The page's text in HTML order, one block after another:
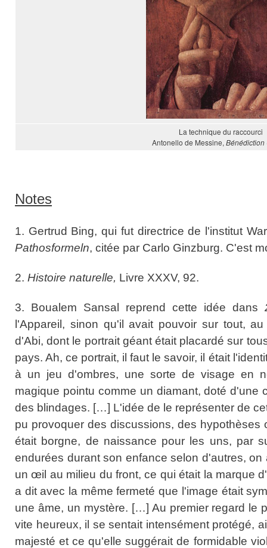
La technique du raccourci
Antonello de Messine, Bénédiction
Notes
1. Gertrud Bing, qui fut directrice de l'institut
Pathosformeln, citée par Carlo Ginzburg. C'est
2. Histoire naturelle, Livre XXXV, 92.
3. Boualem Sansal reprend cette idée dans
l'Appareil, sinon qu'il avait pouvoir sur tout,
d'Abi, dont le portrait géant était placardé sur
pays. Ah, ce portrait, il faut le savoir, il était
à un jeu d'ombres, une sorte de visage en
magique pointu comme un diamant, doté d'une
des blindages. […] L'idée de le représenter de
pu provoquer des discussions, des hypothèses
était borgne, de naissance pour les uns, par
endurées durant son enfance selon d'autres,
un œil au milieu du front, ce qui était la marque
a dit avec la même fermeté que l'image était
une âme, un mystère. […] Au premier regard le
vite heureux, il se sentait intensément protégé,
majesté et ce qu'elle suggérait de formidable